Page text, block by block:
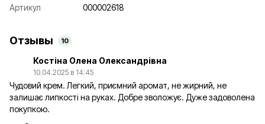
Артикул
000002618
Отзывы 10
Костіна Олена Олександрівна
10.04.2025 в 14:45
Чудовий крем. Легкий, приємний аромат, не жирний, не
залишає липкості на руках. Добре зволожує. Дуже задоволена
покупкою.